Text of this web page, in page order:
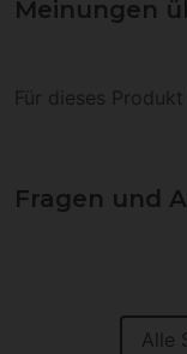
Meinungen
Für dieses
Fragen und
Alle